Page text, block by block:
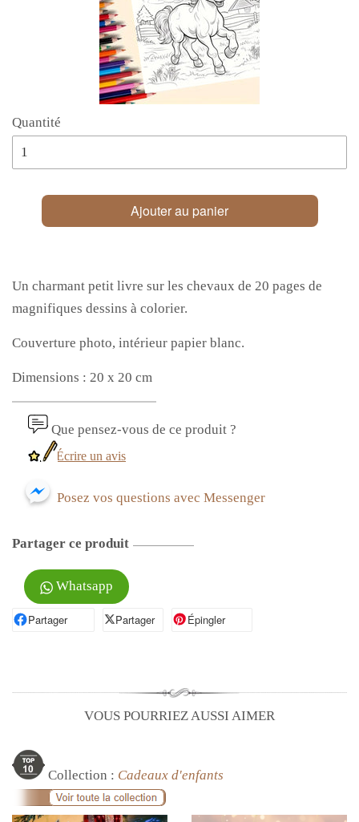
Quantité
Ajouter au panier
Un charmant petit livre sur les chevaux de 20 pages de
magnifiques dessins à colorier.
Couverture photo, intérieur papier blanc.
Dimensions : 20 x 20 cm
Que pensez-vous de ce produit ?
Écrire un avis
Posez vos questions avec Messenger
Partager ce produit
Whatsapp
PartagerPartager sur Facebook
Partager
Partager sur XÉpinglerÉpingler sur Pinterest
VOUS POURRIEZ AUSSI AIMER
Collection : Cadeaux d'enfants